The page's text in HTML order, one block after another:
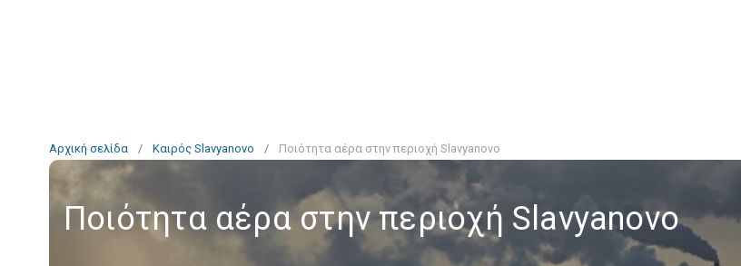
Αρχική σελίδα / Καιρός Slavyanovo / Ποιότητα αέρα στην περιοχή Slavyanovo
Ποιότητα αέρα στην περιοχή Slavyanovo